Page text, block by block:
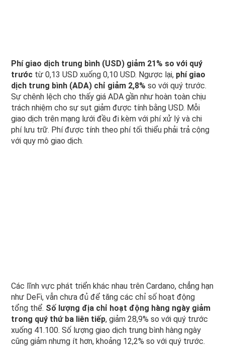
Phí giao dịch trung bình (USD) giảm 21% so với quý
trước từ 0,13 USD xuống 0,10 USD. Ngược lại, phí giao
dịch trung bình (ADA) chỉ giảm 2,8% so với quý trước.
Sự chênh lệch cho thấy giá ADA gần như hoàn toàn chịu
trách nhiệm cho sự sụt giảm được tính bằng USD. Mỗi
giao dịch trên mạng lưới đều đi kèm với phí xử lý và chi
phí lưu trữ. Phí được tính theo phí tối thiểu phải trả cộng
với quy mô giao dịch.
Các lĩnh vực phát triển khác nhau trên Cardano, chẳng hạn
như DeFi, vẫn chưa đủ để tăng các chỉ số hoạt động
tổng thể. Số lượng địa chỉ hoạt động hàng ngày giảm
trong quý thứ ba liên tiếp, giảm 28,9% so với quý trước
xuống 41.100. Số lượng giao dịch trung bình hàng ngày
cũng giảm nhưng ít hơn, khoảng 12,2% so với quý trước.